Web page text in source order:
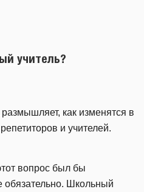
учитель?
как изменятся в
и учителей.
вопрос был бы
обязательно. Школьный